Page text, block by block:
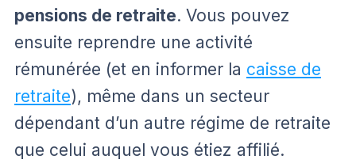
pensions de retraite. Vous pouvez
ensuite reprendre une activité
rémunérée (et en informer la caisse de
retraite), même dans un secteur
dépendant d’un autre régime de retraite
que celui auquel vous étiez affilié.